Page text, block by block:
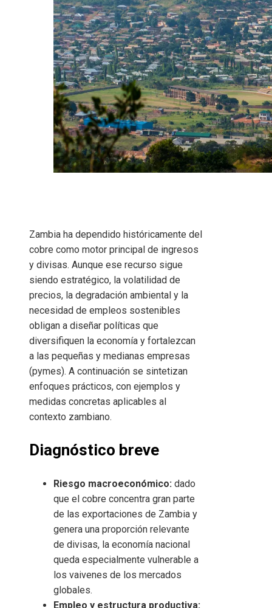
Zambia ha dependido históricamente del
cobre como motor principal de ingresos
y divisas. Aunque ese recurso sigue
siendo estratégico, la volatilidad de
precios, la degradación ambiental y la
necesidad de empleos sostenibles
obligan a diseñar políticas que
diversifiquen la economía y fortalezcan
a las pequeñas y medianas empresas
(pymes). A continuación se sintetizan
enfoques prácticos, con ejemplos y
medidas concretas aplicables al
contexto zambiano.
Diagnóstico breve
Riesgo macroeconómico: dado
que el cobre concentra gran parte
de las exportaciones de Zambia y
genera una proporción relevante
de divisas, la economía nacional
queda especialmente vulnerable a
los vaivenes de los mercados
globales.
Empleo y estructura productiva: